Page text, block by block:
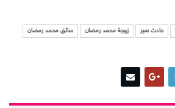
حادث سير زوجة محمد رمضان سائق محمد رمضان